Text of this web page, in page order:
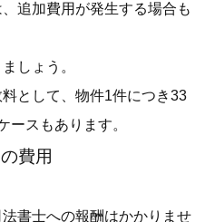
追加費用が発生する場合も
しょう。
として、物件1件につき33
ースもあります。
費用
書士への報酬はかかりませ